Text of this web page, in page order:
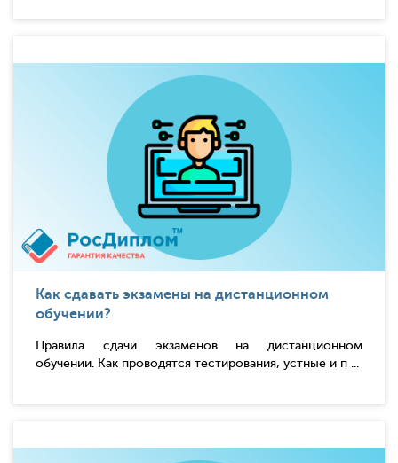
Как сдавать экзамены на дистанционном
обучении?
Правила сдачи экзаменов на дистанционном
обучении. Как проводятся тестирования, устные и п ...